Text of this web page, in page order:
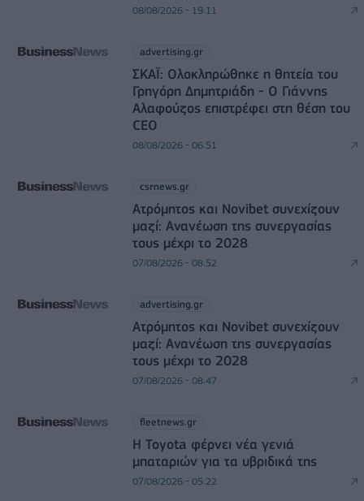
08/08/2026 - 19:11
advertising.gr
ΣΚΑΪ: Ολοκληρώθηκε η θητεία του
Γρηγόρη Δημητριάδη - Ο Γιάννης
Αλαφούζος επιστρέφει στη θέση του
CEO
08/08/2026 - 06:51
csrnews.gr
Ατρόμητος και Novibet συνεχίζουν
μαζί: Ανανέωση της συνεργασίας
τους μέχρι το 2028
07/08/2026 - 08:52
advertising.gr
Ατρόμητος και Novibet συνεχίζουν
μαζί: Ανανέωση της συνεργασίας
τους μέχρι το 2028
07/08/2026 - 08:47
fleetnews.gr
Η Toyota φέρνει νέα γενιά
μπαταριών για τα υβριδικά της
07/08/2026 - 05:22